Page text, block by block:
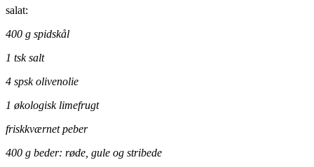
salat:
400 g spidskål
1 tsk salt
4 spsk olivenolie
1 økologisk limefrugt
friskkværnet peber
400 g beder: røde, gule og stribede